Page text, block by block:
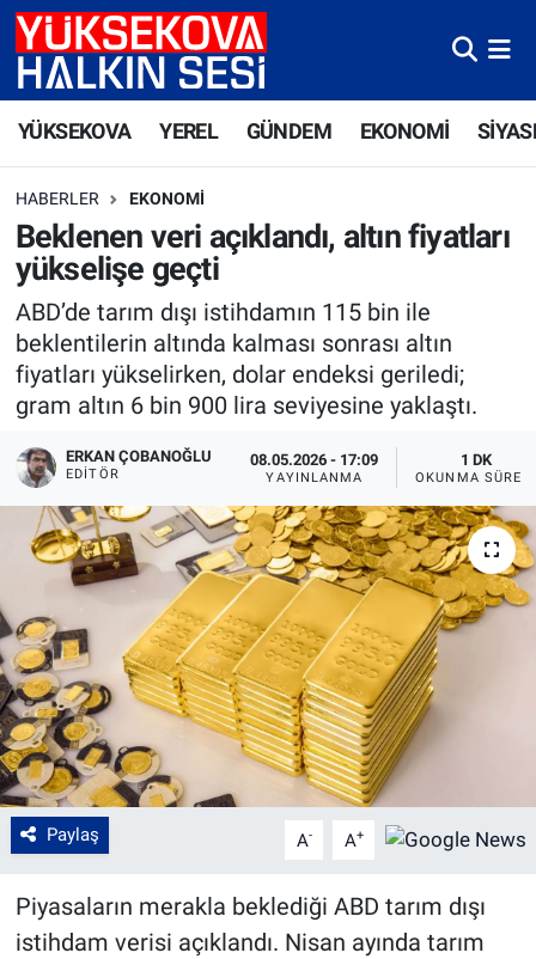
YÜKSEKOVA YEREL GÜNDEM EKONOMİ
HABERLER EKONOMI
Beklenen veri açıklandı, altın fiyatları
yükselişe geçti
ABD’de tarım dışı istihdamın 115 bin ile
beklentilerin altında kalması sonrası altın
fiyatları yükselirken, dolar endeksi geriledi;
gram altın 6 bin 900 lira seviyesine yaklaştı.
ERKAN ÇOBANOĞLU
EDITÖR
08.05.2026 - 17:09
YAYINLANMA
1 DK
OKUNMA SÜRESI
Paylaş A- A+
Piyasaların merakla beklediği ABD tarım dışı
istihdam verisi açıklandı. Nisan ayında tarım
Yüksekova Nöbetçi Eczaneler
Süper Lig Puan Durumu ve Fikstür
Tüm Manşetler
Son Dakika Haberleri
Haber Arşivi